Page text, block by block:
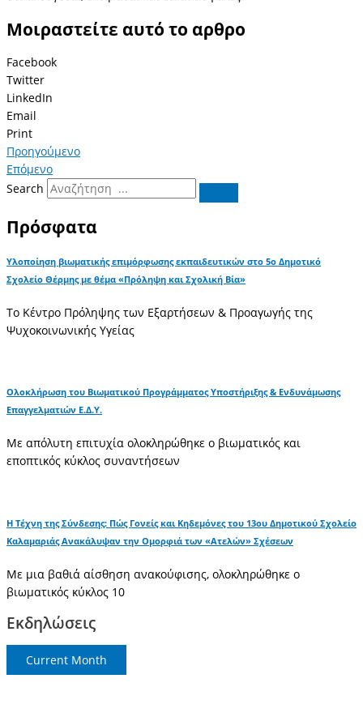
Μοιραστείτε αυτό το αρθρο
Facebook
Twitter
LinkedIn
Email
Print
Προηγούμενο
Επόμενο
Search
Πρόσφατα
Υλοποίηση βιωματικής επιμόρφωσης εκπαιδευτικών στο 5ο Δημοτικό
Σχολείο Θέρμης με θέμα «Πρόληψη και Σχολική Βία»
Το Κέντρο Πρόληψης των Εξαρτήσεων & Προαγωγής της
Ψυχοκοινωνικής Υγείας
Ολοκλήρωση του Βιωματικού Προγράμματος Υποστήριξης & Ενδυνάμωσης
Επαγγελματιών Ε.Δ.Υ.
Με απόλυτη επιτυχία ολοκληρώθηκε ο βιωματικός και
εποπτικός κύκλος συναντήσεων
Η Τέχνη της Σύνδεσης: Πώς Γονείς και Κηδεμόνες του 13ου Δημοτικού Σχολείο
Καλαμαριάς Ανακάλυψαν την Ομορφιά των «Ατελών» Σχέσεων
Με μια βαθιά αίσθηση ανακούφισης, ολοκληρώθηκε ο
βιωματικός κύκλος 10
Εκδηλώσεις
Current Month